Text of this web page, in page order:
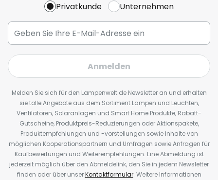
Privatkunde Unternehmen
Anmelden
Melden Sie sich für den Lampenwelt.de Newsletter an und erhalten
sie tolle Angebote aus dem Sortiment Lampen und Leuchten,
Ventilatoren, Solaranlagen und Smart Home Produkte, Rabatt-
Gutscheine, Produktpreis-Reduzierungen oder Aktionspakete,
Produktempfehlungen und -vorstellungen sowie Inhalte von
möglichen Kooperationspartnern und Umfragen sowie Anfragen für
Kaufbewertungen und Weiterempfehlungen. Eine Abmeldung ist
jederzeit möglich über den Abmeldelink, den Sie in jedem Newsletter
finden oder über unserKontaktformular. Weitere Informationen